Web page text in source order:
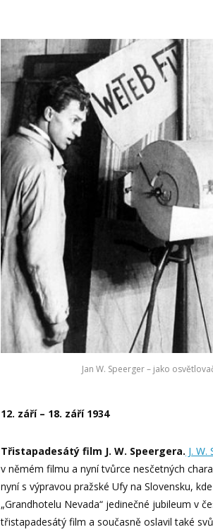
Jan W. Speerger – jako
12. září – 18. září 1934
Třistapadesátý film J. W. Speergera. J. W.
v němém filmu a nyní tvůrce nesčetných
nyní s výpravou pražské Ufy na Slovensku,
„Grandhotelu Nevada“ jedinečné jubileum v
třistapadesátý film a současně oslavil také